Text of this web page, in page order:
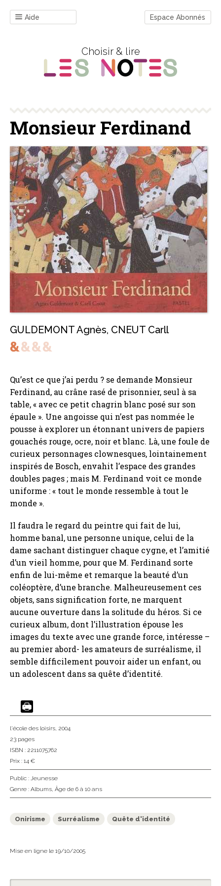
Aide Espace Abonnés
Choisir & lire
Monsieur Ferdinand
GULDEMONT Agnès, CNEUT Carll
Qu’est ce que j’ai perdu ? se demande Monsieur
Ferdinand, au crâne rasé de prisonnier, seul à sa
table, « avec ce petit chagrin blanc posé sur son
épaule ». Une angoisse qui n’est pas nommée le
pousse à explorer un étonnant univers de papiers
gouachés rouge, ocre, noir et blanc. Là, une foule de
curieux personnages clownesques, lointainement
inspirés de Bosch, envahit l’espace des grandes
doubles pages ; mais M. Ferdinand voit ce monde
uniforme : « tout le monde ressemble à tout le
monde ».
Il faudra le regard du peintre qui fait de lui,
homme banal, une personne unique, celui de la
dame sachant distinguer chaque cygne, et l’amitié
d’un vieil homme, pour que M. Ferdinand sorte
enfin de lui-même et remarque la beauté d’un
coléoptère, d’une branche. Malheureusement ces
objets, sans signification forte, ne marquent
aucune ouverture dans la solitude du héros. Si ce
curieux album, dont l’illustration épouse les
images du texte avec une grande force, intéresse –
au premier abord- les amateurs de surréalisme, il
semble difficilement pouvoir aider un enfant, ou
un adolescent dans sa quête d’identité.
l'école des loisirs, 2004
23 pages
ISBN : 2211075762
Prix : 14 €
Public : Jeunesse
Genre : Albums, Âge de 6 à 10 ans
Onirisme Surréalisme Quête d'identité
Mise en ligne le 19/10/2005